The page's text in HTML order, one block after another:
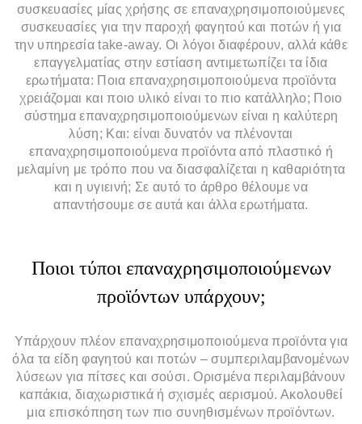
συσκευασίες μίας χρήσης σε επαναχρησιμοποιούμενες
συσκευασίες για την παροχή φαγητού και ποτών ή για
την υπηρεσία take-away. Οι λόγοι διαφέρουν, αλλά κάθε
επαγγελματίας στην εστίαση αντιμετωπίζει τα ίδια
ερωτήματα: Ποια επαναχρησιμοποιούμενα προϊόντα
χρειάζομαι και ποιο υλικό είναι το πιο κατάλληλο; Ποιο
σύστημα επαναχρησιμοποιούμενων είναι η καλύτερη
λύση; Και: είναι δυνατόν να πλένονται
επαναχρησιμοποιούμενα προϊόντα από πλαστικό ή
μελαμίνη με τρόπο που να διασφαλίζεται η καθαριότητα
και η υγιεινή; Σε αυτό το άρθρο θέλουμε να
απαντήσουμε σε αυτά και άλλα ερωτήματα.
Ποιοι τύποι επαναχρησιμοποιούμενων
προϊόντων υπάρχουν;
Υπάρχουν πλέον επαναχρησιμοποιούμενα προϊόντα για
όλα τα είδη φαγητού και ποτών – συμπεριλαμβανομένων
λύσεων για πίτσες και σούσι. Ορισμένα περιλαμβάνουν
καπάκια, διαχωριστικά ή σχισμές αερισμού. Ακολουθεί
μια επισκόπηση των πιο συνηθισμένων προϊόντων.